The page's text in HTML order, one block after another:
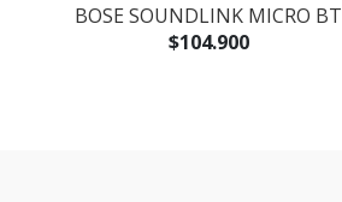
BOSE SOUNDLINK MICRO BT
$104.900